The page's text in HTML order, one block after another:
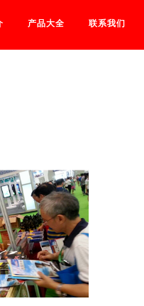
产品大全 联系我们